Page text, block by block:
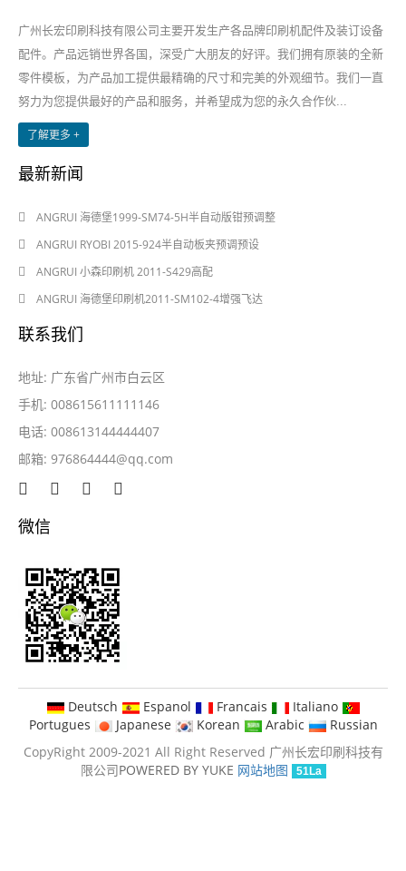
广州长宏印刷科技有限公司主要开发生产各品牌印刷机配件及装订设备
配件。产品远销世界各国，深受广大朋友的好评。我们拥有原装的全新
零件模板，为产品加工提供最精确的尺寸和完美的外观细节。我们一直
努力为您提供最好的产品和服务，并希望成为您的永久合作伙...
了解更多 +
最新新闻
ANGRUI 海德堡1999-SM74-5H半自动版钳预调整
ANGRUI RYOBI 2015-924半自动板夹预调预设
ANGRUI 小森印刷机 2011-S429高配
ANGRUI 海德堡印刷机2011-SM102-4增强飞达
联系我们
地址: 广东省广州市白云区
手机: 008615611111146
电话: 008613144444407
邮箱: 976864444@qq.com
微信
Deutsch Espanol Francais
Italiano
Portugues
Japanese Korean Arabic
Russian
CopyRight 2009-2021 All Right Reserved 广州长宏印刷科技有
限公司POWERED BY YUKE 网站地图 51La